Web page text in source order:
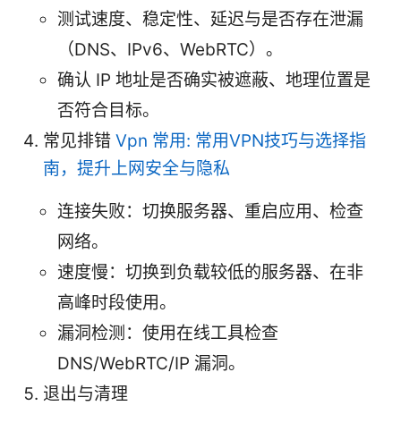
测试速度、稳定性、延迟与是否存在泄漏
（DNS、IPv6、WebRTC）。
确认 IP 地址是否确实被遮蔽、地理位置是
否符合目标。
常见排错 Vpn 常用: 常用VPN技巧与选择指
南，提升上网安全与隐私
连接失败：切换服务器、重启应用、检查
网络。
速度慢：切换到负载较低的服务器、在非
高峰时段使用。
漏洞检测：使用在线工具检查
DNS/WebRTC/IP 漏洞。
退出与清理